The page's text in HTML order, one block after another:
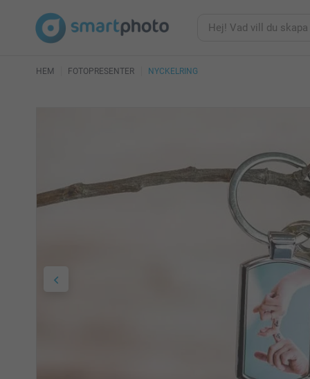
HEM FOTOPRESENTER NYCKELRING